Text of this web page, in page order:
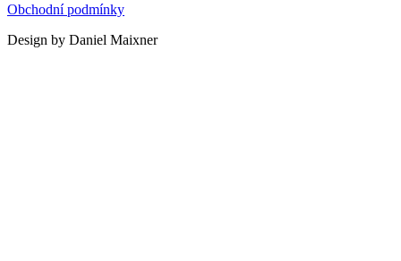
Obchodní podmínky
Design by Daniel Maixner